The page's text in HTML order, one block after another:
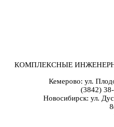
КОМПЛЕКСНЫЕ
Кемерово: ул.
(3842)
Новосибирск: ул.